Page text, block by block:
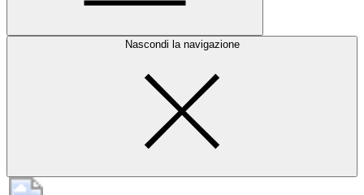
Nascondi la navigazione